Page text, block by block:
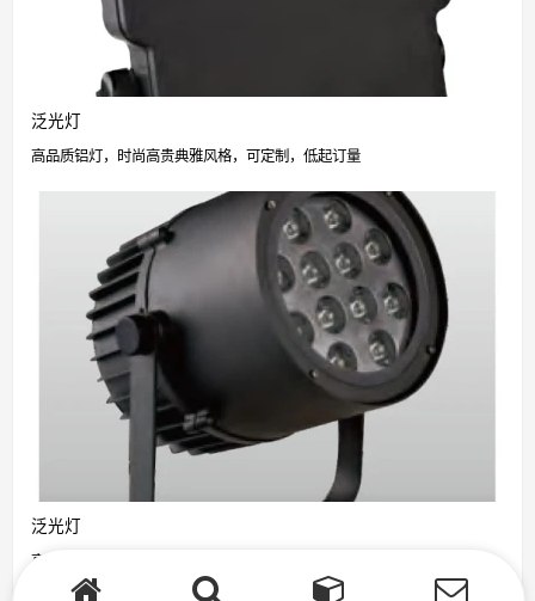
泛光灯
高品质铝灯，时尚高贵典雅风格，可定制，低起订量
泛光灯
高品质铝灯，时尚高贵典雅风格，可定制，低起订量